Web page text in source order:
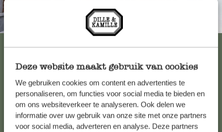
Deze website maakt gebruik van cookies
We gebruiken cookies om content en advertenties te
personaliseren, om functies voor social media te bieden en
om ons websiteverkeer te analyseren. Ook delen we
informatie over uw gebruik van onze site met onze partners
voor social media, adverteren en analyse. Deze partners
Immer in der Nähe
Kundenservice/Hilfe
Falls Sie Fragen haben oder Tipps und Hilfe brauchen, wenden
Sie sich bitte an unseren Kundenservice. Oder lesen Sie hier